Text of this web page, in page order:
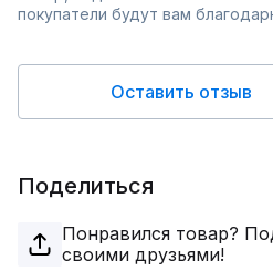
покупатели будут вам
Оставить отзыв
Поделиться
Понравился товар?
своими друзьями!